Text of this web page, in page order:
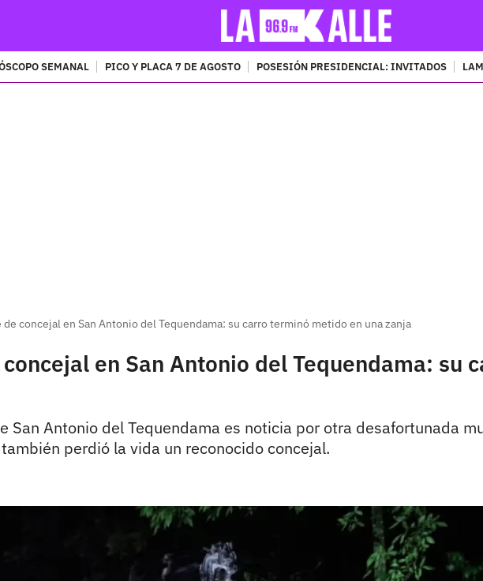
SEMANAL PICO Y PLACA 7 DE AGOSTO POSESIÓN PRESIDENCIAL: INVITADOS
concejal en San Antonio del Tequendama: su carro terminó metido en una zanja
en San Antonio del Tequendama: su
San Antonio del Tequendama es noticia por otra desafortunada
perdió la vida un reconocido concejal.